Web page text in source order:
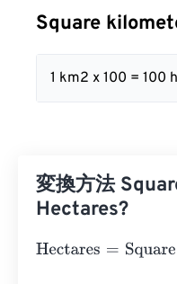
Square
1 km2 x 100 = 100
変換方法
Hectares?
Hectares= Square